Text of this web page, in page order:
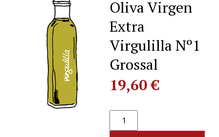
Oliva Virgen
Extra
Virgulilla Nº1
Grossal
19,60€